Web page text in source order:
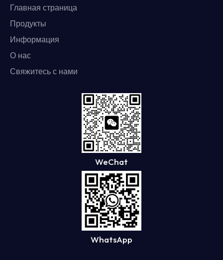
Главная страница
Продукты
Информация
О нас
Свяжитесь с нами
WeChat
WhatsApp